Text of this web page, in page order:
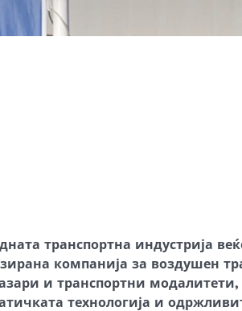
Вредности
транспортна индустрија
компанија за воздушен
и транспортни
технологија и